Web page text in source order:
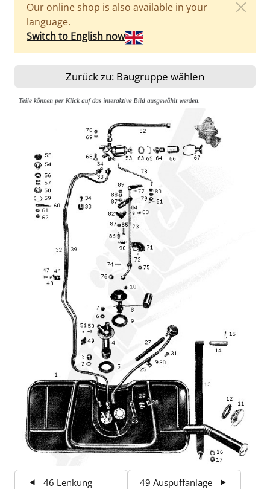
Our online shop is also available in your
language.
Switch to English now
Zurück zu: Baugruppe wählen
46 Lenkung 49 Auspuffanlage